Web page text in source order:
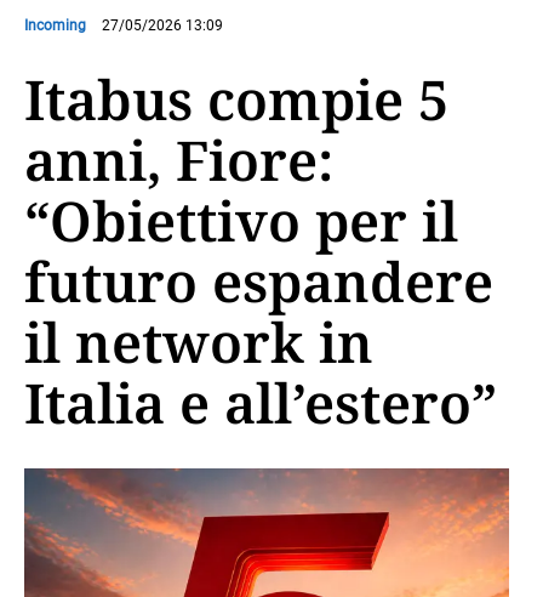
Incoming 27/05/2026 13:09
Itabus compie 5
anni, Fiore:
“Obiettivo per il
futuro espandere
il network in
Italia e all’estero”